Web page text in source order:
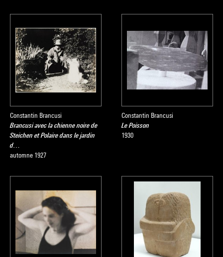
Source :
Extrait du catalogueCollection art moderne - La collection du
Centre Pompidou, Musée national d’art moderne, sous la
direction de Brigitte Leal, Paris, Centre Pompidou, 2007
Constantin Brancusi
Brancusi avec la chienne noire de
Steichen et Polaire dans le jardin
d…
automne 1927
Constantin Brancusi
Le Poisson
1930